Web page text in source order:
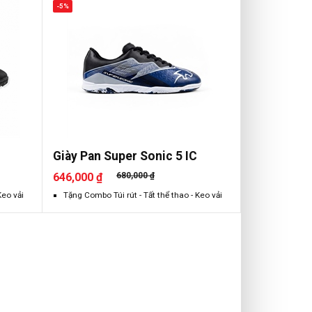
vải
Giày Pan Super Sonic 5 IC
646,000 ₫ 680,000 ₫
-5%
Tặng Combo Túi rút - Tất thể thao - Keo vải